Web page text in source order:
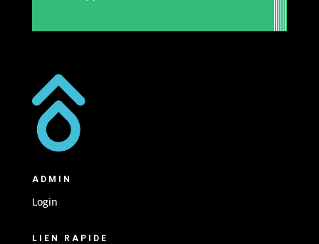
ADMIN
Login
LIEN RAPIDE